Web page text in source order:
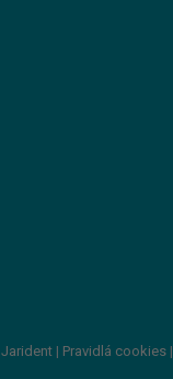
Jarident | Pravidlá cookies |